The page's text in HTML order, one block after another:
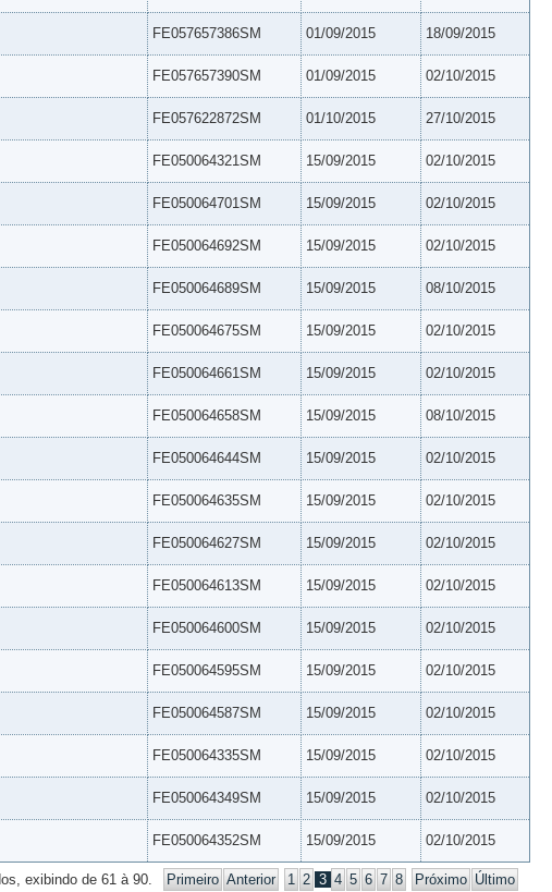
FE057657386SM 01/09/2015 18/09/2015
FE057657390SM 01/09/2015 02/10/2015
FE057622872SM 01/10/2015 27/10/2015
FE050064321SM 15/09/2015 02/10/2015
FE050064701SM 15/09/2015 02/10/2015
FE050064692SM 15/09/2015 02/10/2015
FE050064689SM 15/09/2015 08/10/2015
FE050064675SM 15/09/2015 02/10/2015
FE050064661SM 15/09/2015 02/10/2015
FE050064658SM 15/09/2015 08/10/2015
FE050064644SM 15/09/2015 02/10/2015
FE050064635SM 15/09/2015 02/10/2015
FE050064627SM 15/09/2015 02/10/2015
FE050064613SM 15/09/2015 02/10/2015
FE050064600SM 15/09/2015 02/10/2015
FE050064595SM 15/09/2015 02/10/2015
FE050064587SM 15/09/2015 02/10/2015
FE050064335SM 15/09/2015 02/10/2015
FE050064349SM 15/09/2015 02/10/2015
FE050064352SM 15/09/2015 02/10/2015
exibindo de 61 à 90. Primeiro Anterior 1 2 3 4 5 6 7 8 Próximo Último